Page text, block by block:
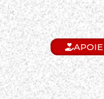
APOIE